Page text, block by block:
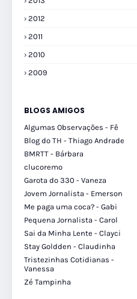
2012
2011
2010
2009
BLOGS AMIGOS
Algumas Observações - Fê
Blog do TH - Thiago Andrade
BMRTT - Bárbara
clucoremo
Garota do 330 - Vaneza
Jovem Jornalista - Emerson
Me paga uma coca? - Gabi
Pequena Jornalista - Carol
Sai da Minha Lente - Clayci
Stay Goldden - Claudinha
Tristezinhas Cotidianas -
Vanessa
Zé Tampinha